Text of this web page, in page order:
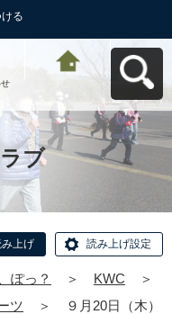
る
サイト かしわん、ぽ
っ？へ戻る
ブ
上げ 読み上げ設定
ぽっ？ ＞ KWC
＞
ツ ＞
９月20日（木）